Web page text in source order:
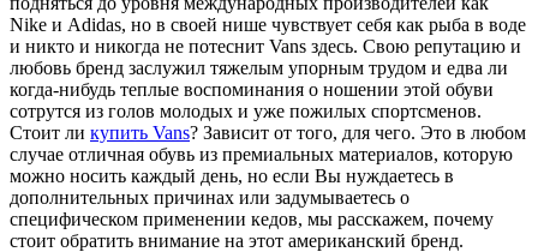
Nike и Adidas, но в своей нише чувствует себя как рыба в воде
и никто и никогда не потеснит Vans здесь. Свою репутацию и
любовь бренд заслужил тяжелым упорным трудом и едва ли
когда-нибудь теплые воспоминания о ношении этой обуви
сотрутся из голов молодых и уже пожилых спортсменов.
Стоит ли купить Vans? Зависит от того, для чего. Это в любом
случае отличная обувь из премиальных материалов, которую
можно носить каждый день, но если Вы нуждаетесь в
дополнительных причинах или задумываетесь о
специфическом применении кедов, мы расскажем, почему
стоит обратить внимание на этот американский бренд.